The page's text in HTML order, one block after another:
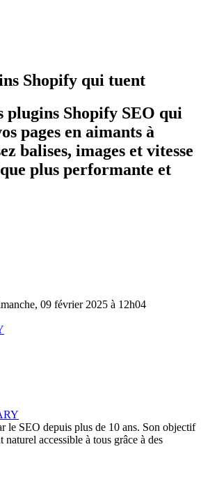
Shopify qui tuent
plugins Shopify SEO qui
pages en aimants à
balises, images et vitesse
plus performante et
09 février 2025 à 12h04
le SEO depuis plus de 10 ans. Son objectif
naturel accessible à tous grâce à des